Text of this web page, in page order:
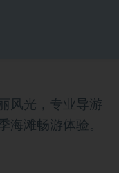
风光，专业导游
滩畅游体验。